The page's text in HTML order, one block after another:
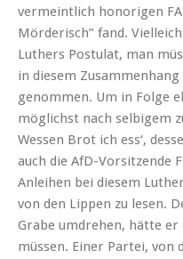
vermeintlich honorigen
Mörderisch” fand.
Luthers Postulat, man
in diesem
genommen. Um in Folge
möglichst nach selbigem
Wessen Brot ich ess‘,
auch die AfD-Vorsitzende
Anleihen bei diesem
von den Lippen zu lesen.
Grabe umdrehen, hätte
müssen. Einer Partei,